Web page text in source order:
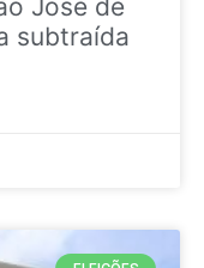
José de
subtraída